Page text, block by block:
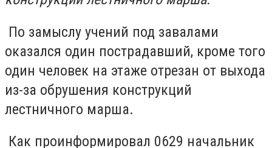
По замыслу учений под завалами
оказался один пострадавший, кроме того
один человек на этаже отрезан от выхода
из-за обрушения конструкций
лестничного марша.
Как проинформировал 0629 начальник